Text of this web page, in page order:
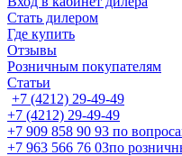
Стать дилером
Где купить
Отзывы
Розничным покупателям
Статьи
+7 (4212) 29-49-49
+7 (4212) 29-49-49
+7 909 858 90 93 по
+7 963 566 76 03по